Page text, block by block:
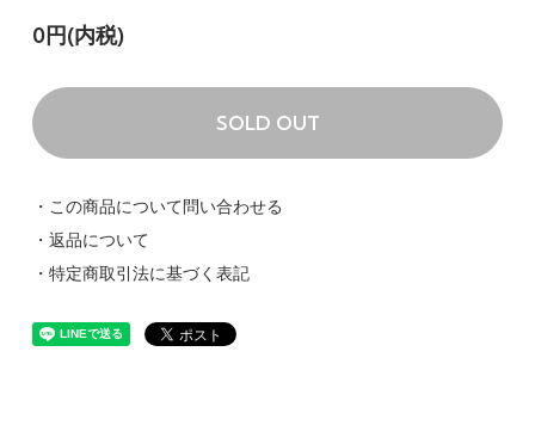
0円(内税)
SOLD OUT
・この商品について問い合わせる
・返品について
・特定商取引法に基づく表記